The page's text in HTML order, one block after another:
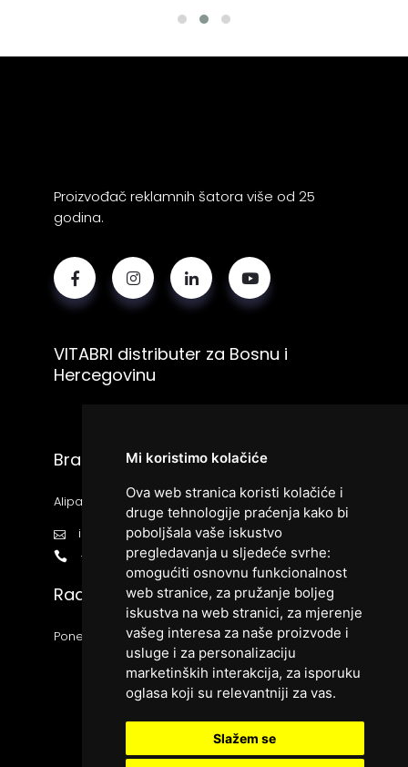
Mi koristimo kolačiće
Ova web stranica koristi kolačiće i
druge tehnologije praćenja kako bi
poboljšala vaše iskustvo
pregledavanja u sljedeće svrhe:
omogućiti osnovnu funkcionalnost
web stranice, za pružanje boljeg
iskustva na web stranici, za mjerenje
vašeg interesa za naše proizvode i
usluge i za personalizaciju
marketinških interakcija, za isporuku
oglasa koji su relevantniji za vas.
Slažem se
Proizvođač reklamnih šatora više od 25
godina.
VITABRI distributer za Bosnu i
Hercegovinu
Bracom d.o.o.
Alipašina bb, 71000 Sarajevo
info@vitabri.ba
+38733426666
Radno vrijeme:
Ponedjeljak - Petak 9:00 - 17:00